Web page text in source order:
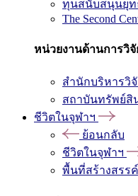
ทุนสนับสนุนยุท
The Second
หน่วยงานด้านการวิจั
สำนักบริหารวิ
สถาบันทรัพย์สิ
ชีวิตในจุฬาฯ
ย้อนกลับ
ชีวิตในจุฬาฯ
พื้นที่สร้างสรรค์